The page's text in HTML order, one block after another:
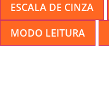
ESCALA DE CINZA
MODO LEITURA